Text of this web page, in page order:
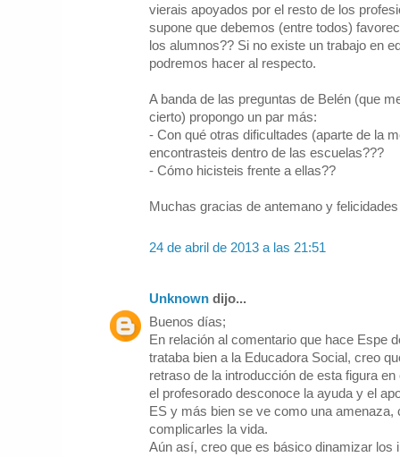
vierais apoyados por el resto de los
supone que debemos (entre todos)
los alumnos?? Si no existe un trabajo en
podremos hacer al respecto.
A banda de las preguntas de Belén (que
cierto) propongo un par más:
- Con qué otras dificultades (aparte de la
encontrasteis dentro de las escuelas???
- Cómo hicisteis frente a ellas??
Muchas gracias de antemano y
24 de abril de 2013 a las 21:51
Unknown dijo...
Buenos días;
En relación al comentario que hace Espe
trataba bien a la Educadora Social, creo
retraso de la introducción de esta figura
el profesorado desconoce la ayuda y el
ES y más bien se ve como una amenaza,
complicarles la vida.
Aún así, creo que es básico dinamizar los